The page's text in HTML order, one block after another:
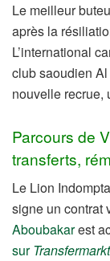
Le meilleur
après la
L’international
club saoudien
nouvelle recrue,
Parcours de
transferts,
Le Lion
signe un contrat
Aboubakarest
surTransfermarkt